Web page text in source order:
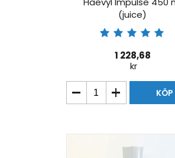
Haevyl Impulse 450
(juice)
1 228,68
kr
KÖP